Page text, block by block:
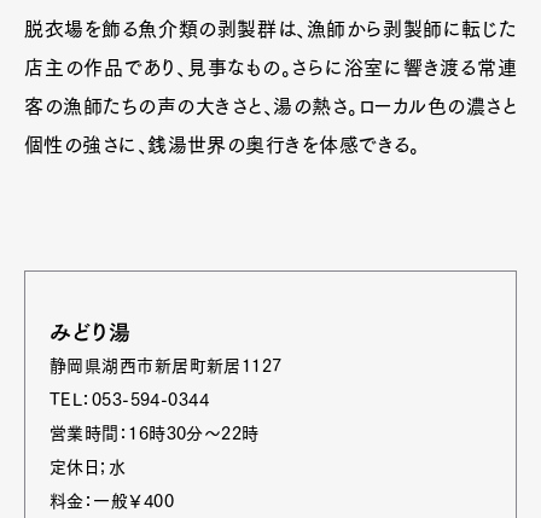
脱衣場を飾る魚介類の剥製群は、漁師から剥製師に転じた
店主の作品であり、見事なもの。さらに浴室に響き渡る常連
客の漁師たちの声の大きさと、湯の熱さ。ローカル色の濃さと
個性の強さに、銭湯世界の奥行きを体感できる。
みどり湯
静岡県湖西市新居町新居1127
TEL：053-594-0344
営業時間：16時30分～22時
定休日；水
料金：一般￥400